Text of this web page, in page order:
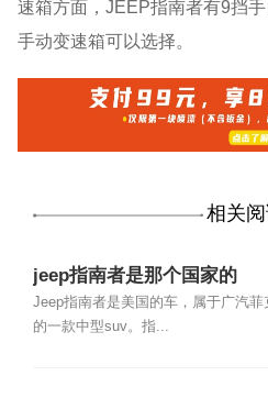
速箱方面，JEEP指南者有9挡
手动变速箱可以选择。
相关
jeep指南者是那个国家的
Jeep指南者是美国的车，属于广汽
的一款中型suv。指...